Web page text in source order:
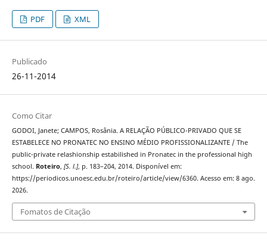
PDF XML
Publicado
26-11-2014
Como Citar
GODOI, Janete; CAMPOS, Rosânia. A RELAÇÃO PÚBLICO-PRIVADO QUE SE
ESTABELECE NO PRONATEC NO ENSINO MÉDIO PROFISSIONALIZANTE / The
public-private relashionship estabilished in Pronatec in the professional high
school. Roteiro, [S. l.], p. 183–204, 2014. Disponível em:
https://periodicos.unoesc.edu.br/roteiro/article/view/6360. Acesso em: 8 ago.
2026.
Fomatos de Citação